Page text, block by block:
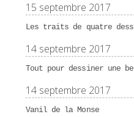
15 septembre 2017
Les traits de quatre
14 septembre 2017
Tout pour dessiner une
14 septembre 2017
Vanil de la Monse